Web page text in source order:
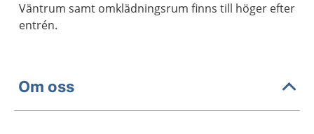
Väntrum samt omklädningsrum finns till höger efter
entrén.
Om oss